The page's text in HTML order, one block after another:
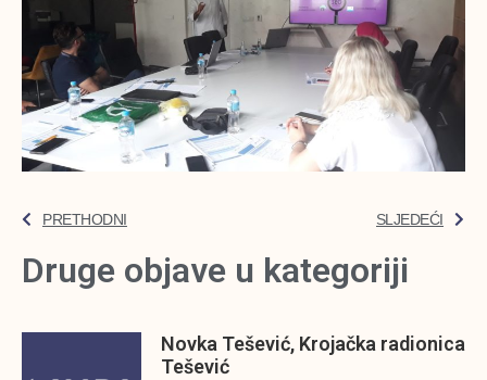
PRETHODNI SLJEDEĆI
Druge objave u kategoriji
Novka Tešević, Krojačka radionica
Tešević